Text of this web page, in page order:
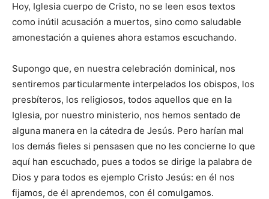
Hoy, Iglesia cuerpo de Cristo, no se leen esos textos
como inútil acusación a muertos, sino como saludable
amonestación a quienes ahora estamos escuchando.
Supongo que, en nuestra celebración dominical, nos
sentiremos particularmente interpelados los obispos, los
presbíteros, los religiosos, todos aquellos que en la
Iglesia, por nuestro ministerio, nos hemos sentado de
alguna manera en la cátedra de Jesús. Pero harían mal
los demás fieles si pensasen que no les concierne lo que
aquí han escuchado, pues a todos se dirige la palabra de
Dios y para todos es ejemplo Cristo Jesús: en él nos
fijamos, de él aprendemos, con él comulgamos.